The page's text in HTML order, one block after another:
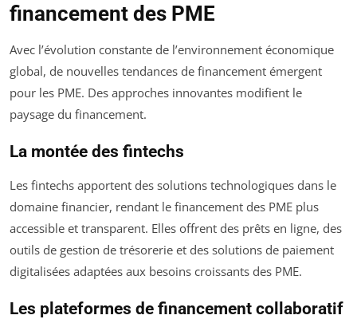
financement des PME
Avec l’évolution constante de l’environnement économique
global, de nouvelles tendances de financement émergent
pour les PME. Des approches innovantes modifient le
paysage du financement.
La montée des fintechs
Les fintechs apportent des solutions technologiques dans le
domaine financier, rendant le financement des PME plus
accessible et transparent. Elles offrent des prêts en ligne, des
outils de gestion de trésorerie et des solutions de paiement
digitalisées adaptées aux besoins croissants des PME.
Les plateformes de financement collaboratif